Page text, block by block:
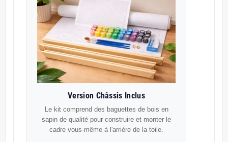
Version Châssis Inclus
Le kit comprend des baguettes de bois en
sapin de qualité pour construire et monter le
cadre vous-même à l'arrière de la toile.